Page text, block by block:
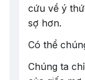
cứu về ý
sợ hơn.
Có thể
Chúng ta